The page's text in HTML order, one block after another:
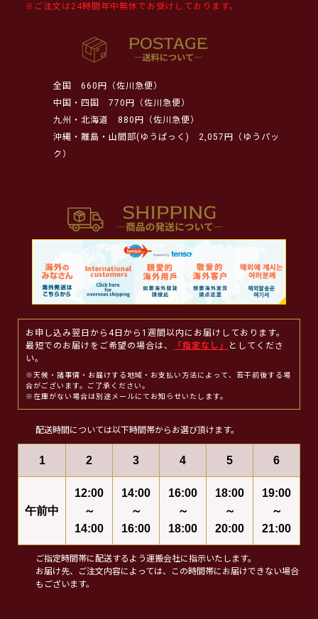
※ご注文は24時間年中無休でお受けしております。
全国
660円（佐川急便）
中国・四国
770円（佐川急便）
九州・北海道
880円（佐川急便）
沖縄・離島・山間部(ゆうぱっく)
2,057円（ゆうパッ
ク）
お申し込み翌日から4日から1週間以内にお届けしております。
最短でのお届けをご希望の場合は、
「指定なし」
としてくださ
い。
※天候・諸事情・お届けする地域・お支払い方法によって、若干前後する場
合がございます。ご了承ください。
※在庫がない場合は別途メールにてお知らせいたします。
配送時間については以下時間帯からお選び頂けます。
1 2 3 4 5 6
午前中
12:00
～
14:00
14:00
～
16:00
16:00
～
18:00
18:00
～
20:00
19:00
～
21:00
ご指定時間帯に配送するよう運搬会社に指示いたします。
お届け先、ご注文内容によっては、この時間帯にお届けできない場合
もございます。